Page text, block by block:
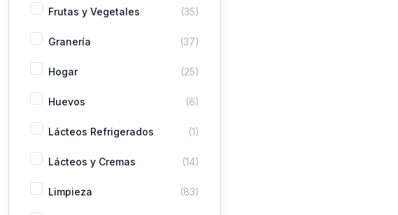
Frutas y Vegetales (35)
Granería (37)
Hogar (25)
Huevos (6)
Lácteos Refrigerados (1)
Lácteos y Cremas (14)
Limpieza (83)